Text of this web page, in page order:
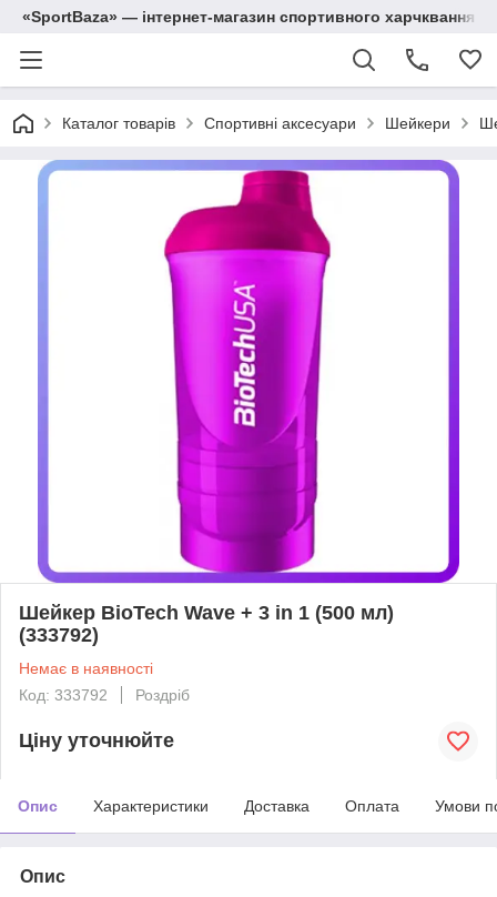
«SportBaza» — інтернет-магазин спортивного харчквання
Каталог товарів Спортивні аксесуари Шейкери
Шейкер BioTech Wave + 3 in 1 (500 мл)
(333792)
Немає в наявності
Код: 333792
Роздріб
Ціну уточнюйте
Опис Характеристики Доставка Оплата Умови
Опис